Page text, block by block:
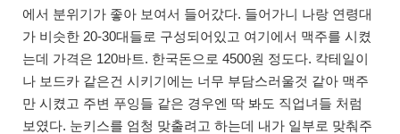
에서 분위기가 좋아 보여서 들어갔다. 들어가니 나랑 연령대
가 비슷한 20-30대들로 구성되어있고 여기에서 맥주를 시켰
는데 가격은 120바트. 한국돈으로 4500원 정도다. 칵테일이
나 보드카 같은건 시키기에는 너무 부담스러울것 같아 맥주
만 시켰고 주변 푸잉들 같은 경우엔 딱 봐도 직업녀들 처럼
보였다. 눈키스를 엄청 맞출려고 하는데 내가 일부로 맞춰주